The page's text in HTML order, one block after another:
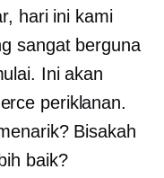
hari ini kami
sangat berguna
Ini akan
periklanan.
Bisakah
baik?